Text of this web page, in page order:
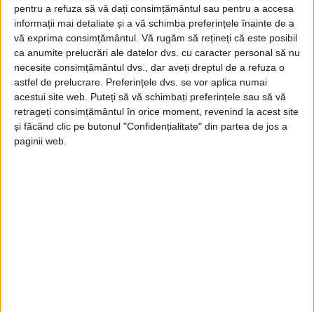
pentru a refuza să vă dați consimțământul sau pentru a accesa
informații mai detaliate și a vă schimba preferințele înainte de a
vă exprima consimțământul. Vă rugăm să rețineți că este posibil
ca anumite prelucrări ale datelor dvs. cu caracter personal să nu
necesite consimțământul dvs., dar aveți dreptul de a refuza o
astfel de prelucrare. Preferințele dvs. se vor aplica numai
acestui site web. Puteți să vă schimbați preferințele sau să vă
retrageți consimțământul în orice moment, revenind la acest site
și făcând clic pe butonul "Confidențialitate" din partea de jos a
paginii web.
Șoldan, a declarat că, în cea mai recentă ședință a
deliberativului județean, a propus și a fost aprobată
documentația de avizare (DALI) pentru modernizarea
acestui tronson de pe raza municipiului Suceava,
preluat în administrarea Consiliului Județean
Suceava.
Domnul Șoldan a adăugat că este vorba despre
”un drum degradat, cu gropi, denivelări, sectoare cu